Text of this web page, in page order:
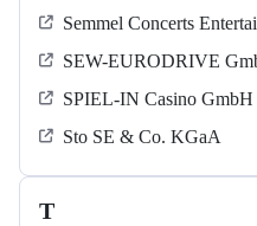
Semmel Concerts
SEW-EURODRIVE
SPIEL-IN Casino
Sto SE & Co. KGaA
T